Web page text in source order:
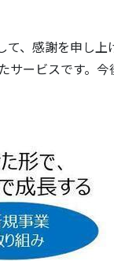
、感謝を申し上
ービスです。